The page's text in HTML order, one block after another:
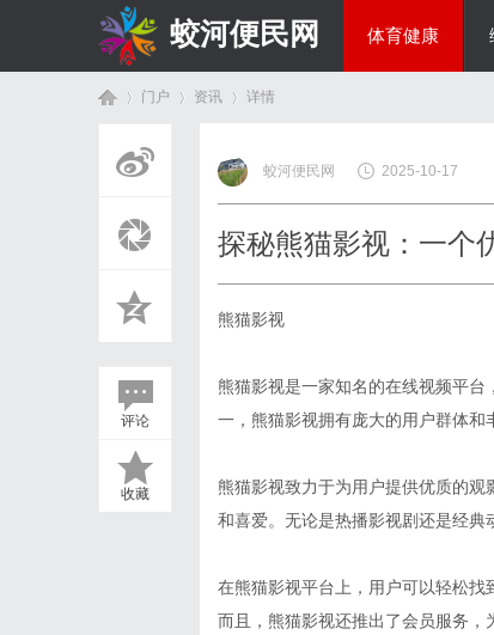
蛟河便民网 体育健康
门户 资讯
›
详情
评论
收藏
蛟河便民网 2025-10-17
探秘熊猫影视：一个
熊猫影视
熊猫影视是一家知名的在线视频平
一，熊猫影视拥有庞大的用户群体和
熊猫影视致力于为用户提供优质的
和喜爱。无论是热播影视剧还是经典
在熊猫影视平台上，用户可以轻松找
而且，熊猫影视还推出了会员服务，